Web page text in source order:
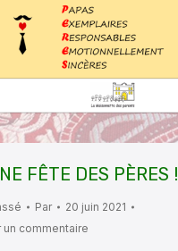
FÊTE DES PÈRES !
Par
20 juin 2021
un commentaire